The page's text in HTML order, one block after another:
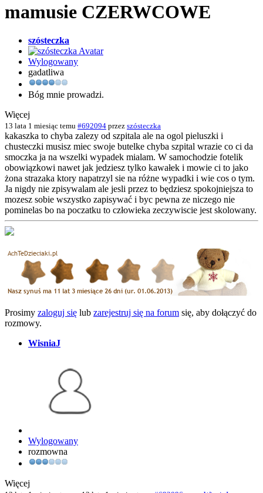
mamusie CZERWCOWE
szósteczka
Wylogowany
gadatliwa
Bóg mnie prowadzi.
Więcej
13 lata 1 miesiąc temu #692094 przez szósteczka
kakaszka to chyba zalezy od szpitala ale na ogol pieluszki i
chusteczki musisz miec swoje butelke chyba szpital wrazie co ci da
smoczka ja na wszelki wypadek mialam. W samochodzie fotelik
obowiązkowi nawet jak jedziesz tylko kawałek i mowie ci to jako
żona strazaka ktory napatrzyl sie na różne wypadki i wie cos o tym.
Ja nigdy nie zpisywalam ale jesli przez to będziesz spokojniejsza to
mozesz sobie wszystko zapisywać i byc pewna ze niczego nie
pominelas bo na poczatku to człowieka zeczywiscie jest skolowany.
Prosimy zaloguj się lub zarejestruj się na forum się, aby dołączyć do
rozmowy.
WisniaJ
Wylogowany
rozmowna
Więcej